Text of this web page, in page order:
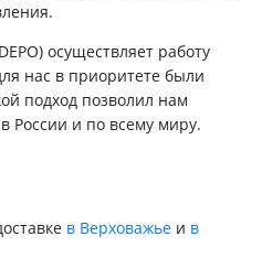
осуществляет работу
нас в приоритете были
подход позволил нам
России и по всему миру.
в Верховажье и в